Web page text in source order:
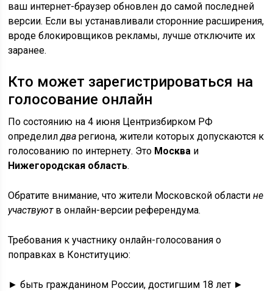
ваш интернет-браузер обновлен до самой последней
версии. Если вы устанавливали сторонние расширения,
вроде блокировщиков рекламы, лучше отключите их
заранее.
Кто может зарегистрироваться на
голосование онлайн
По состоянию на 4 июня Центризбирком РФ
определилдва региона, жители которых допускаются к
голосованию по интернету. Это Москва и
Нижегородская область.
Обратите внимание, что жители Московской областине
участвуютв онлайн-версии референдума.
Требования к участнику онлайн-голосования о
поправках в Конституцию:
► быть гражданином России, достигшим 18 лет ►